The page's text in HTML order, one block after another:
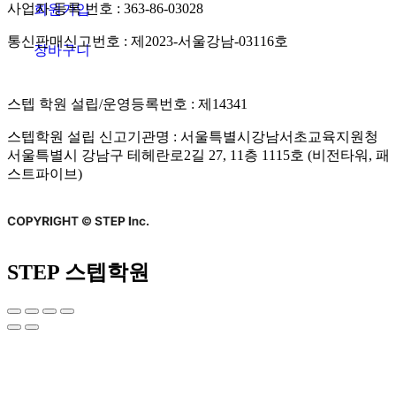
회원가입
장바구니
사업자 등록 번호 : 363-86-03028
통신판매신고번호 : 제2023-서울강남-03116호
스텝 학원 설립/운영등록번호 : 제14341
스텝학원 설립 신고기관명 : 서울특별시강남서초교육지원청
서울특별시 강남구 테헤란로2길 27, 11층 1115호 (비전타워, 패
스트파이브)
STEP 스텝학원